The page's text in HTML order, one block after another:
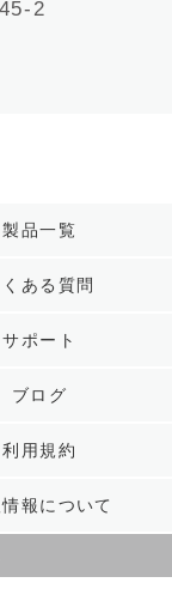
2
製品一覧
くある質問
サポート
ブログ
利用規約
報について